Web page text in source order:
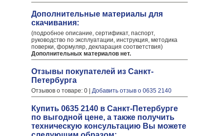
Дополнительные материалы для
скачивания:
(подробное описание, сертификат, паспорт,
руководство по эксплуатации, инструкция, методика
поверки, формуляр, декларация соответствия)
Дополнительных материалов нет.
Отзывы покупателей из Санкт-
Петербурга
Отзывов о товаре: 0 | Добавить отзыв о 0635 2140
Купить 0635 2140 в Санкт-Петербурге
по выгодной цене, а также получить
техническую консультацию Вы можете